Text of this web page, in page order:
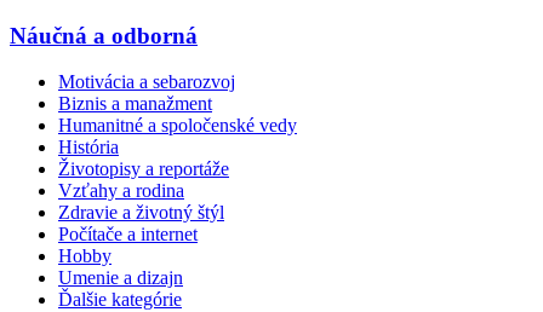
Náučná a odborná
Motivácia a sebarozvoj
Biznis a manažment
Humanitné a spoločenské vedy
História
Životopisy a reportáže
Vzťahy a rodina
Zdravie a životný štýl
Počítače a internet
Hobby
Umenie a dizajn
Ďalšie kategórie